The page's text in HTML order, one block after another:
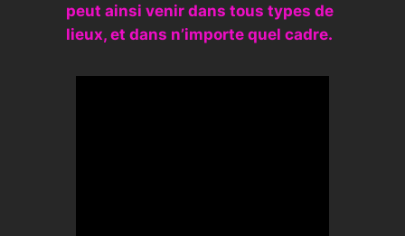
peut ainsi venir dans tous types de
lieux, et dans n’importe quel cadre.